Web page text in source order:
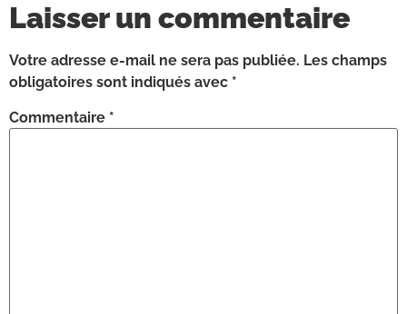
Laisser un commentaire
Votre adresse e-mail ne sera pas publiée. Les champs
obligatoires sont indiqués avec *
Commentaire *